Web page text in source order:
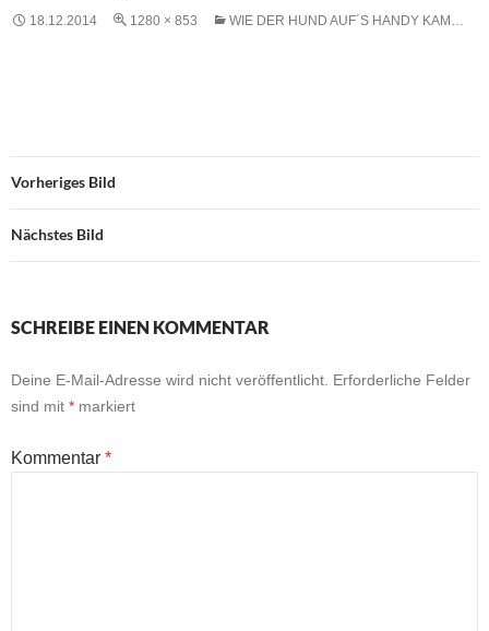
18.12.2014 1280 × 853 WIE DER HUND AUF´S HANDY KAM…
Vorheriges Bild
Nächstes Bild
SCHREIBE EINEN KOMMENTAR
Deine E-Mail-Adresse wird nicht veröffentlicht. Erforderliche Felder
sind mit * markiert
Kommentar *